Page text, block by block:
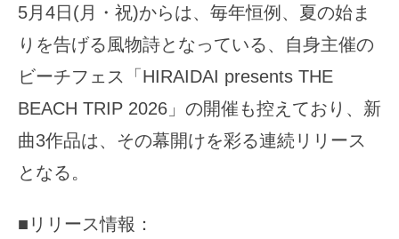
5月4日(月・祝)からは、毎年恒例、夏の始ま
りを告げる風物詩となっている、自身主催の
ビーチフェス「HIRAIDAI presents THE
BEACH TRIP 2026」の開催も控えており、新
曲3作品は、その幕開けを彩る連続リリース
となる。
■リリース情報：